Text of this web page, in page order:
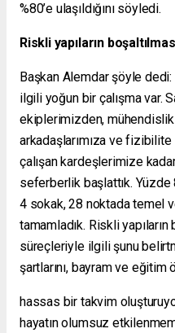
%80’e ulaşıldığını söyledi.
Riskli yapıların
Başkan Alemdar şöyle
ilgili yoğun bir çalışma var.
ekiplerimizden, mühendislik
arkadaşlarımıza ve
çalışan kardeşlerimize
seferberlik başlattık.
4 sokak, 28 noktada temel
tamamladık. Riskli yapıların
süreçleriyle ilgili şunu
şartlarını, bayram ve
hassas bir takvim
hayatın olumsuz